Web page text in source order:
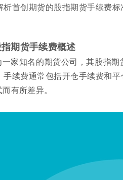
析首创期货的股指期货手续费
期货手续费概述
家知名的期货公司，其股指
手续费通常包括开仓手续费和
有所差异。